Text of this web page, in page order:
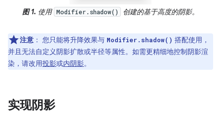
图 1. 使用 Modifier.shadow() 创建的基于高度的阴影。
注意 ： 您只能将升降效果与 Modifier.shadow() 搭配使用，
并且无法自定义阴影扩散或半径等属性。如需更精细地控制阴影渲
染，请改用投影或内阴影。
实现阴影